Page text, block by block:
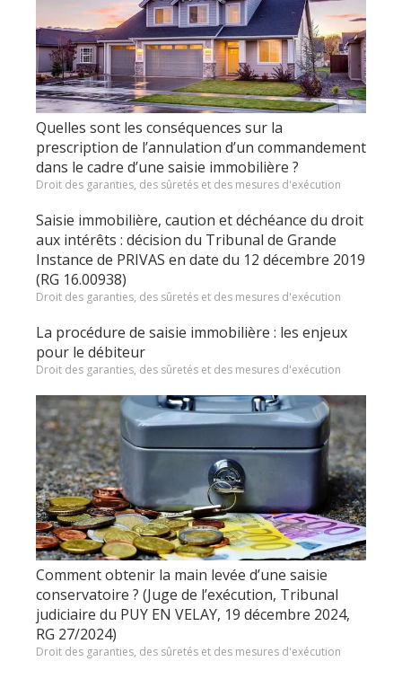
Quelles sont les conséquences sur la
prescription de l’annulation d’un commandement
dans le cadre d’une saisie immobilière ?
Droit des garanties, des sûretés et des mesures d'exécution
Saisie immobilière, caution et déchéance du droit
aux intérêts : décision du Tribunal de Grande
Instance de PRIVAS en date du 12 décembre 2019
(RG 16.00938)
Droit des garanties, des sûretés et des mesures d'exécution
La procédure de saisie immobilière : les enjeux
pour le débiteur
Droit des garanties, des sûretés et des mesures d'exécution
Comment obtenir la main levée d’une saisie
conservatoire ? (Juge de l’exécution, Tribunal
judiciaire du PUY EN VELAY, 19 décembre 2024,
RG 27/2024)
Droit des garanties, des sûretés et des mesures d'exécution